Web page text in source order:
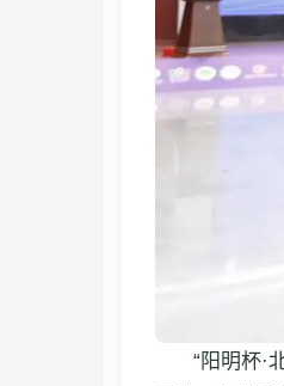
“阳明杯·